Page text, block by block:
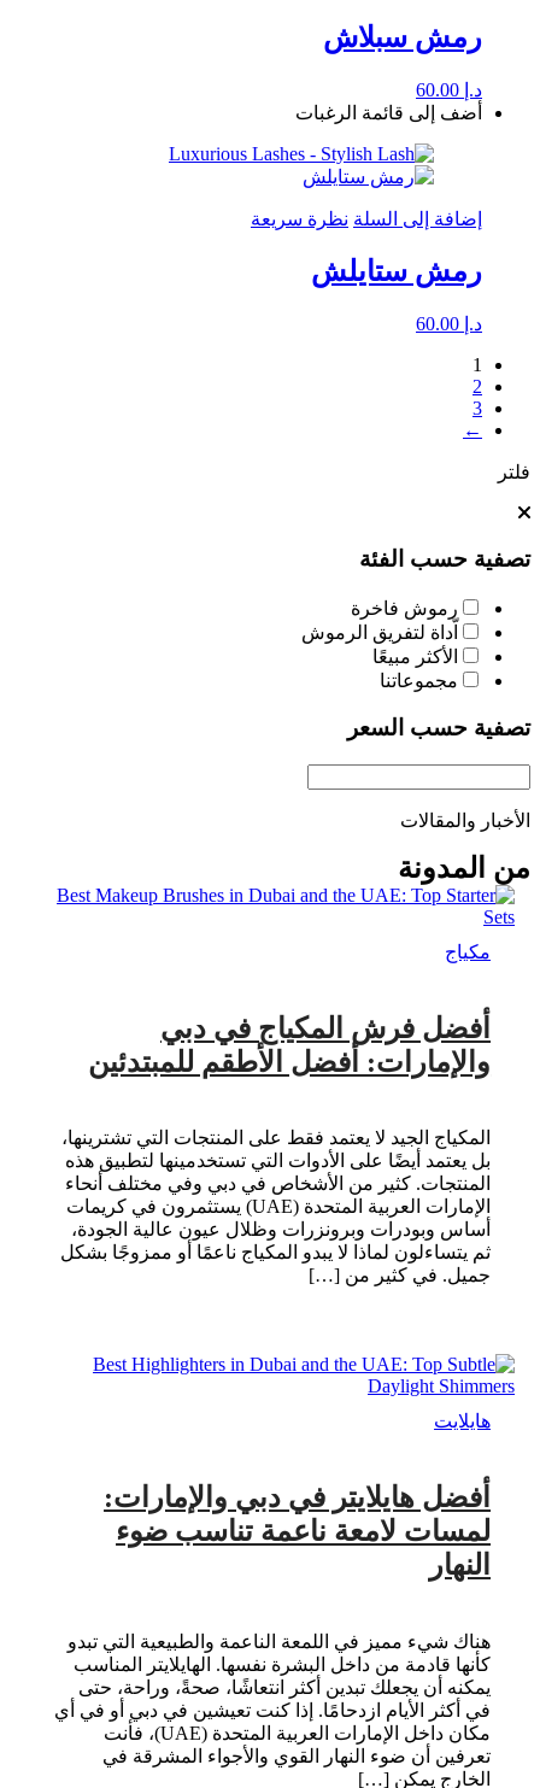
رمش سبلاش
د.إ
أضف إلى قائمة الرغبات
إضافة إلى السلة نظرة سريعة
رمش ستايلش
د.إ
1
2
3
←
فلتر
تصفية حسب الفئة
رموش فاخرة
اّداة لتفريق الرموش
الأكثر مبيعًا
مجموعاتنا
تصفية حسب السعر
الأخبار والمقالات
من المدونة
مكياج
أفضل فرش المكياج في دبي
والإمارات: أفضل الأطقم للمبتدئين
المكياج الجيد لا يعتمد فقط على المنتجات التي تشترينها،
بل يعتمد أيضًا على الأدوات التي تستخدمينها لتطبيق هذه
المنتجات. كثير من الأشخاص في دبي وفي مختلف أنحاء
الإمارات العربية المتحدة (UAE) يستثمرون في كريمات
أساس وبودرات وبرونزرات وظلال عيون عالية الجودة،
ثم يتساءلون لماذا لا يبدو المكياج ناعمًا أو ممزوجًا بشكل
جميل. في كثير من […]
هايلايت
أفضل هايلايتر في دبي والإمارات:
لمسات لامعة ناعمة تناسب ضوء
النهار
هناك شيء مميز في اللمعة الناعمة والطبيعية التي تبدو
كأنها قادمة من داخل البشرة نفسها. الهايلايتر المناسب
يمكنه أن يجعلك تبدين أكثر انتعاشًا، صحةً، وراحة، حتى
في أكثر الأيام ازدحامًا. إذا كنت تعيشين في دبي أو في أي
مكان داخل الإمارات العربية المتحدة (UAE)، فأنت
تعرفين أن ضوء النهار القوي والأجواء المشرقة في
الخارج يمكن […]